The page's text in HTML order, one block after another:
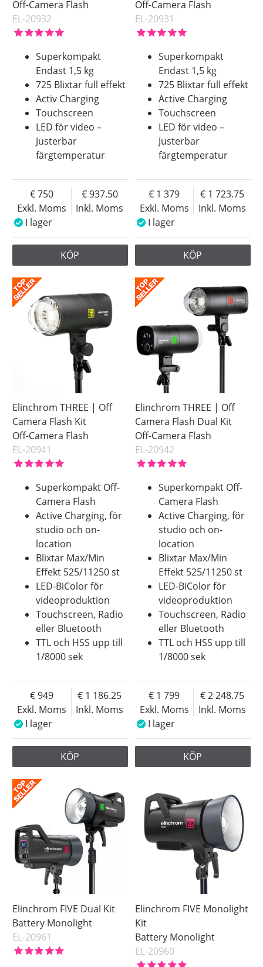
Off-Camera Flash
EL-20932
Superkompakt
Endast 1,5 kg
725 Blixtar full effekt
Activ Charging
Touchscreen
LED för video –
Justerbar
färgtemperatur
Exkl. Moms
750
Inkl. Moms
937.50
I lager
KÖP
Off-Camera Flash
EL-20931
Superkompakt
Endast 1,5 kg
725 Blixtar full effekt
Active Charging
Touchscreen
LED för video –
Justerbar
färgtemperatur
Exkl. Moms
1 379
Inkl. Moms
1 723.75
I lager
KÖP
Elinchrom THREE | Off
Camera Flash Kit
Off-Camera Flash
EL-20941
Superkompakt Off-
Camera Flash
Active Charging, för
studio och on-
location
Blixtar Max/Min
Effekt 525/11250 st
LED-BiColor för
videoproduktion
Touchscreen, Radio
eller Bluetooth
TTL och HSS upp till
1/8000 sek
Exkl. Moms
949
Inkl. Moms
1 186.25
I lager
KÖP
Elinchrom THREE | Off
Camera Flash Dual Kit
Off-Camera Flash
EL-20942
Superkompakt Off-
Camera Flash
Active Charging, för
studio och on-
location
Blixtar Max/Min
Effekt 525/11250 st
LED-BiColor för
videoproduktion
Touchscreen, Radio
eller Bluetooth
TTL och HSS upp till
1/8000 sek
Exkl. Moms
1 799
Inkl. Moms
2 248.75
I lager
KÖP
Elinchrom FIVE Dual Kit
Battery Monolight
EL-20961
Elinchrom FIVE Monolight
Kit
Battery Monolight
EL-20960